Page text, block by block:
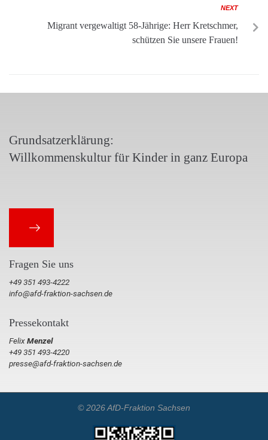
NEXT
Migrant vergewaltigt 58-Jährige: Herr Kretschmer,
schützen Sie unsere Frauen!
Grundsatzerklärung:
Willkommenskultur für Kinder in ganz Europa
Fragen Sie uns
+49 351 493-4222
info@afd-fraktion-sachsen.de
Pressekontakt
FelixMenzel
+49 351 493-4220
presse@afd-fraktion-sachsen.de
© 2026 AfD-Fraktion Sachsen